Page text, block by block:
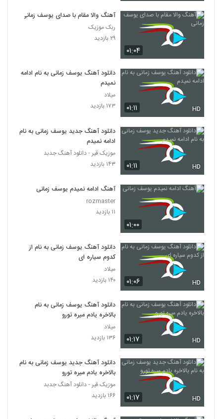
۰۱:۰۴
آهنگ والا مقام با صدای یوسف زمانی
ربک موزیک
۲۹ بازدید
۰۱:۱۱ HD
دانلود آهنگ یوسف زمانی به نام ادامه
نمیدم
میلاد
۱۷۳ بازدید
۰۱:۱۱ HD
دانلود آهنگ جدید یوسف زمانی به نام
ادامه نمیدم
موزیک قیر - دانلود آهنگ جدبد
۱۴۳ بازدید
۰۱:۰۰
آهنگ ادامه نمیدم یوسف زمانی
rozmaster
۱۱ بازدید
۰۱:۰۶ HD
دانلود آهنگ یوسف زمانی به نام از
کدوم سیاره ای
میلاد
۱۴۰ بازدید
۰۱:۱۷ HD
دانلود آهنگ یوسف زمانی به نام
بالاخره یادم میره تورو
میلاد
۱۳۶ بازدید
۰۱:۱۷ HD
دانلود آهنگ جدید یوسف زمانی به نام
بالاخره یادم میره تورو
موزیک قیر - دانلود آهنگ جدبد
۱۶۶ بازدید